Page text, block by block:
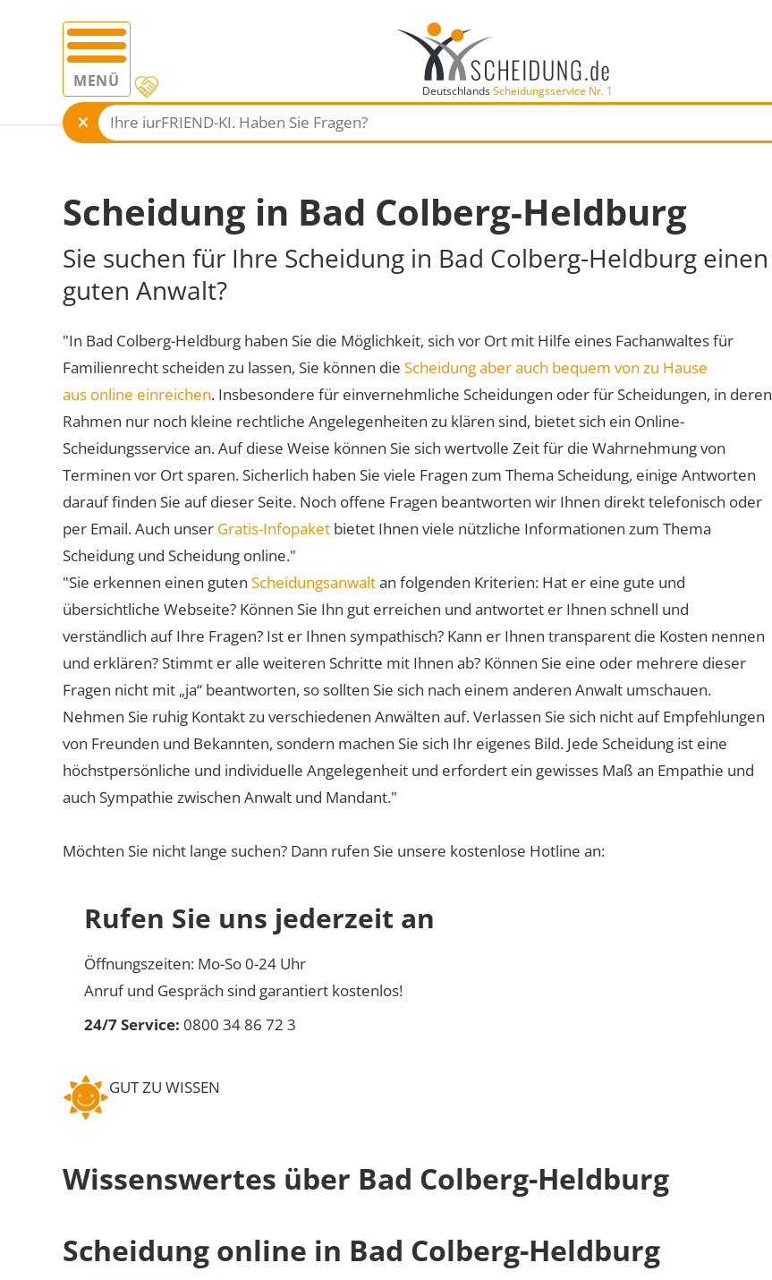
MENÜ DeutschlandsScheidungsservice Nr. 1
Scheidung in Bad Colberg-Heldburg
Sie suchen für Ihre Scheidung in Bad Colberg-Heldburg einen
guten Anwalt?
"In Bad Colberg-Heldburg haben Sie die Möglichkeit, sich vor Ort mit Hilfe eines Fachanwaltes für
Familienrecht scheiden zu lassen, Sie können die Scheidung aber auch bequem von zu Hause
aus online einreichen. Insbesondere für einvernehmliche Scheidungen oder für Scheidungen, in deren
Rahmen nur noch kleine rechtliche Angelegenheiten zu klären sind, bietet sich ein Online-
Scheidungsservice an. Auf diese Weise können Sie sich wertvolle Zeit für die Wahrnehmung von
Terminen vor Ort sparen. Sicherlich haben Sie viele Fragen zum Thema Scheidung, einige Antworten
darauf finden Sie auf dieser Seite. Noch offene Fragen beantworten wir Ihnen direkt telefonisch oder
per Email. Auch unser Gratis-Infopaket bietet Ihnen viele nützliche Informationen zum Thema
Scheidung und Scheidung online."
"Sie erkennen einen guten Scheidungsanwaltan folgenden Kriterien: Hat er eine gute und
übersichtliche Webseite? Können Sie Ihn gut erreichen und antwortet er Ihnen schnell und
verständlich auf Ihre Fragen? Ist er Ihnen sympathisch? Kann er Ihnen transparent die Kosten nennen
und erklären? Stimmt er alle weiteren Schritte mit Ihnen ab? Können Sie eine oder mehrere dieser
Fragen nicht mit „ja“ beantworten, so sollten Sie sich nach einem anderen Anwalt umschauen.
Nehmen Sie ruhig Kontakt zu verschiedenen Anwälten auf. Verlassen Sie sich nicht auf Empfehlungen
von Freunden und Bekannten, sondern machen Sie sich Ihr eigenes Bild. Jede Scheidung ist eine
höchstpersönliche und individuelle Angelegenheit und erfordert ein gewisses Maß an Empathie und
auch Sympathie zwischen Anwalt und Mandant."
Möchten Sie nicht lange suchen? Dann rufen Sie unsere kostenlose Hotline an:
Rufen Sie uns jederzeit an
Öffnungszeiten: Mo-So 0-24 Uhr
Anruf und Gespräch sind garantiert kostenlos!
24/7 Service: 0800 34 86 72 3
GUT ZU WISSEN
Wissenswertes über Bad Colberg-Heldburg
Scheidung online in Bad Colberg-Heldburg